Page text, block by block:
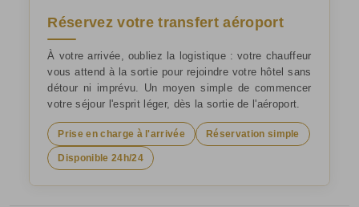
Réservez votre transfert aéroport
À votre arrivée, oubliez la logistique : votre chauffeur
vous attend à la sortie pour rejoindre votre hôtel sans
détour ni imprévu. Un moyen simple de commencer
votre séjour l'esprit léger, dès la sortie de l'aéroport.
Prise en charge à l'arrivée Réservation simple
Disponible 24h/24